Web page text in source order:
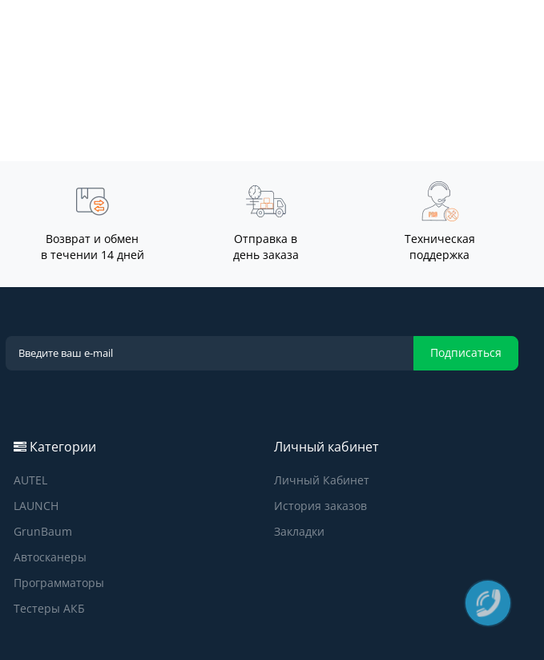
Возврат и обмен
в течении 14 дней
Отправка в
день заказа
Техническая
поддержка
Подписаться
Категории
AUTEL
LAUNCH
GrunBaum
Автосканеры
Программаторы
Тестеры АКБ
Личный кабинет
Личный Кабинет
История заказов
Закладки